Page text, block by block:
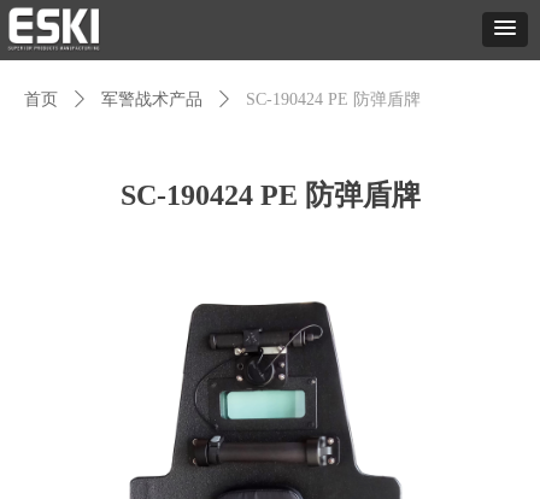
首页 ꄲ 军警战术产品 ꄲ SC-190424 PE 防弹盾牌
SC-190424 PE 防弹盾牌